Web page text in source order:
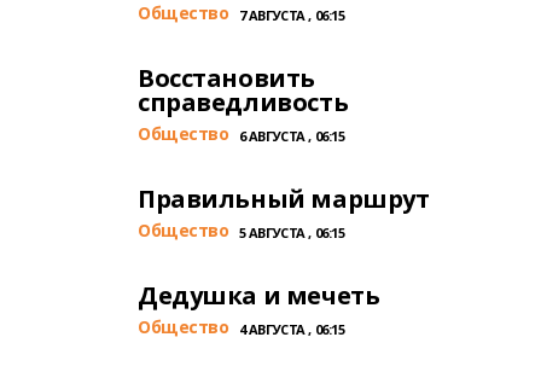
Общество 7 АВГУСТА , 06:15
Восстановить
справедливость
Общество 6 АВГУСТА , 06:15
Правильный маршрут
Общество 5 АВГУСТА , 06:15
Дедушка и мечеть
Общество 4 АВГУСТА , 06:15